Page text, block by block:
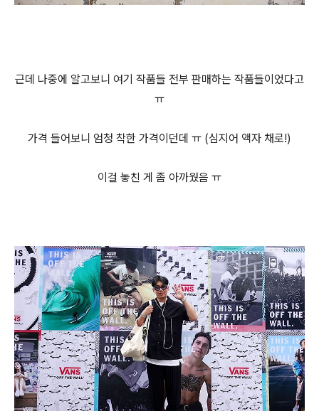
근데 나중에 알고보니 여기 작품들 전부 판매하는 작품들이었다고
ㅠ
가격 들어보니 엄청 착한 가격이던데 ㅠ (심지어 액자 채로!)
이걸 놓친 게 좀 아까웠음 ㅠ